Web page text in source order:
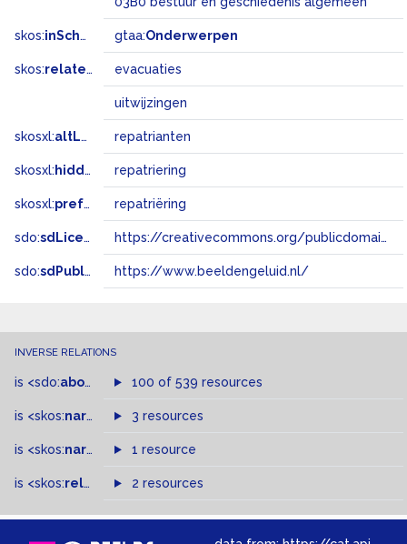
skos:inScheme gtaa:Onderwerpen
skos:related evacuaties
uitwijzingen
skosxl:altLabel repatrianten
skosxl: hiddenLabel repatriering
skosxl:prefLabel repatriëring
sdo:sdLicense https://creativecommons.org/publicdomain/zero/1.0/
sdo:sdPublisher https://www.beeldengeluid.nl/
INVERSE RELATIONS
is <sdo:about of 100 of 539 resources
is <skos:narrowMatch >of
3 resources
is <skos:narrower >of
1 resource
is <skos:related > of2 resources